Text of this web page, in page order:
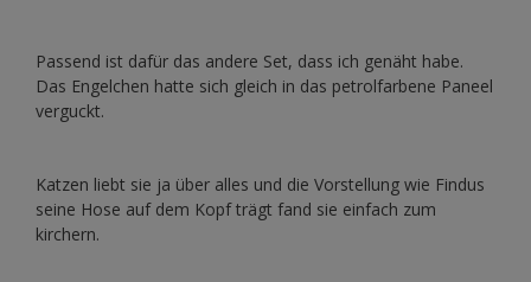
Passend ist dafür das andere Set, dass ich genäht habe.
Das Engelchen hatte sich gleich in das petrolfarbene Paneel
verguckt.
Katzen liebt sie ja über alles und die Vorstellung wie Findus
seine Hose auf dem Kopf trägt fand sie einfach zum
kirchern.